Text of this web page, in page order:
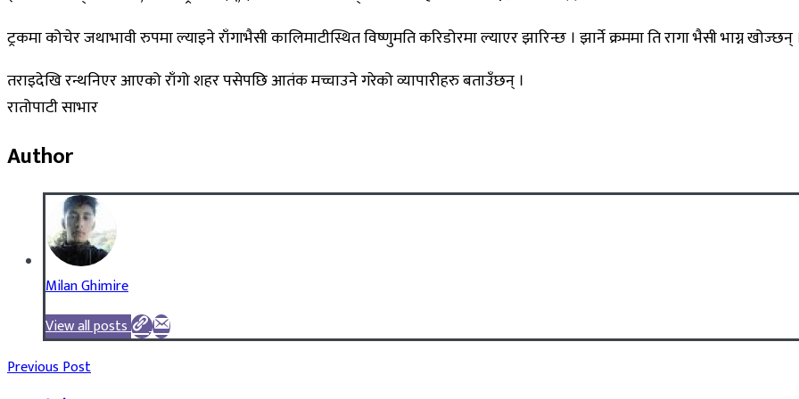
ट्रकमा कोचेर जथाभावी रुपमा ल्याइने राँगाभैसी कालिमाटीस्थित विष्णुमति करिडोरमा ल्याएर झारिन्छ । झार्ने क्रममा ति रागा भैसी भाग्न खोज्छन्
तराइदेखि रन्थनिएर आएको राँगो शहर पसेपछि आतंक मच्चाउने गरेको व्यापारीहरु बताउँछन् ।
रातोपाटी साभार
Author
Milan Ghimire
View all posts
Previous Post